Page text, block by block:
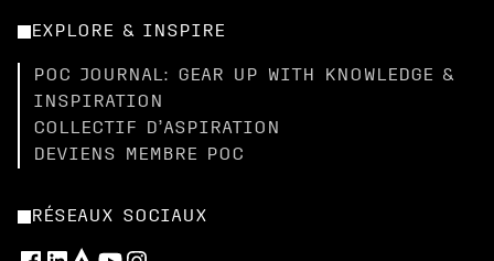
EXPLORE & INSPIRE
POC JOURNAL: GEAR UP WITH KNOWLEDGE &
INSPIRATION
COLLECTIF D’ASPIRATION
DEVIENS MEMBRE POC
RÉSEAUX SOCIAUX